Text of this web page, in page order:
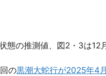
態の推測値、図2・3は12
の黒潮大蛇行が2025年4